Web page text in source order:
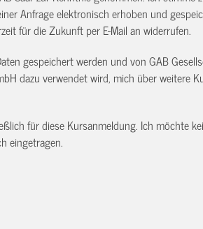
Anfrage elektronisch erhoben und
für die Zukunft per E-Mail anwiderrufen.
gespeichert werden und von GAB
dazu verwendet wird, mich über weitere
für diese Kursanmeldung. Ich möchte
eingetragen.